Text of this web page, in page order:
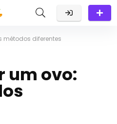
métodos diferentes
um ovo: